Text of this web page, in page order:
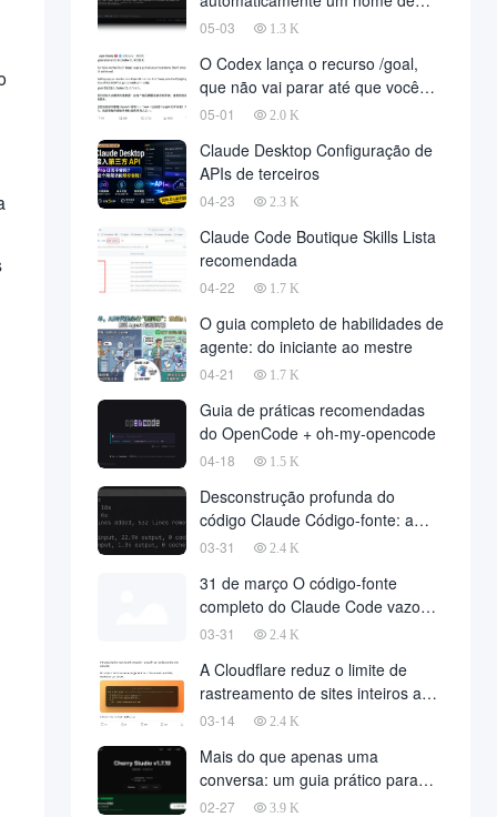
domínio para implantar o projeto,
automatizado finalmente chegou,
em nome da empresa de
desenvolvimento, para reduzir um
grande número de
05-03 1.3 K
O Codex lança o recurso /goal,
que não vai parar até que você
atinja sua meta
05-01 2.0 K
Claude Desktop Configuração de
APIs de terceiros
04-23 2.3 K
Claude Code Boutique Skills Lista
recomendada
04-22 1.7 K
O guia completo de habilidades de
agente: do iniciante ao mestre
04-21 1.7 K
Guia de práticas recomendadas
do OpenCode + oh-my-opencode
04-18 1.5 K
Desconstrução profunda do
código Claude Código-fonte: a
filosofia da arquitetura de agentes
código
03-31 2.4 K
31 de março O código-fonte
completo do Claude Code vazou,
510.000 linhas de código principal
03-31 2.4 K
A Cloudflare reduz o limite de
rastreamento de sites inteiros a
zero com uma única solicitação de
03-14 2.4 K
Mais do que apenas uma
conversa: um guia prático para
implantar o OpenClaw no Cherry
02-27 3.9 K